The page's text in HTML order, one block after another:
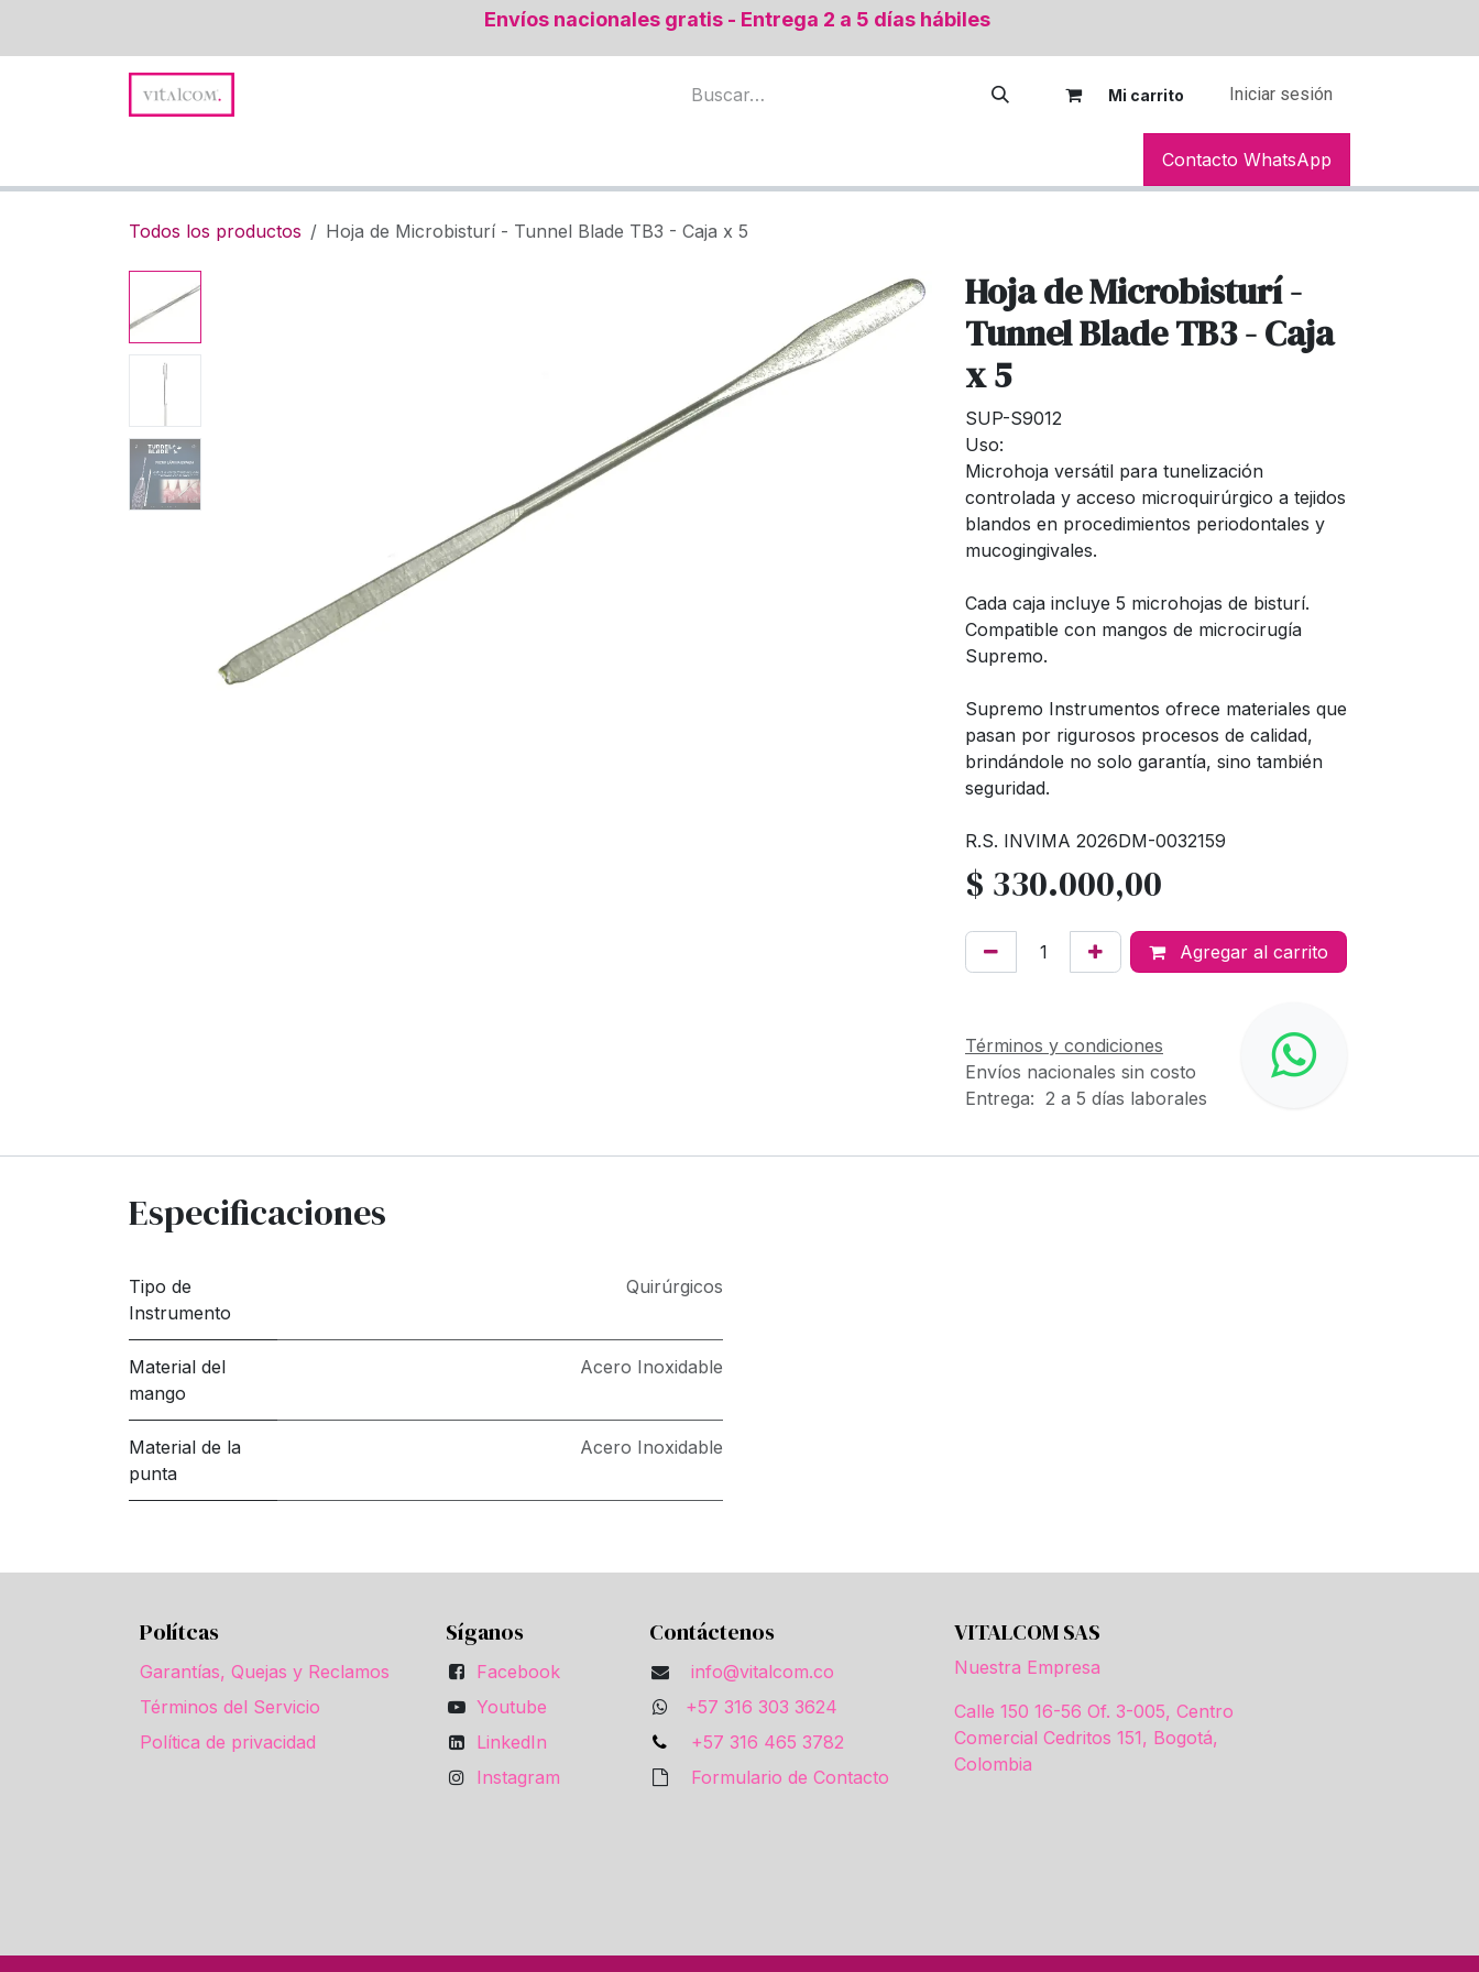
Envíos nacionales gratis - Entrega 2 a 5 días hábiles
Mi carrito Iniciar sesión
Contacto WhatsApp
Todos los productos Hoja de Microbisturí - Tunnel Blade TB3 - Caja x 5
Hoja de Microbisturí -
Tunnel Blade TB3 - Caja
x 5
SUP-S9012
Uso:
Microhoja versátil para tunelización
controlada y acceso microquirúrgico a tejidos
blandos en procedimientos periodontales y
mucogingivales.
Cada caja incluye 5 microhojas de bisturí.
Compatible con mangos de microcirugía
Supremo.
Supremo Instrumentos ofrece materiales que
pasan por rigurosos procesos de calidad,
brindándole no solo garantía, sino también
seguridad.
R.S. INVIMA 2026DM-0032159
$ 330.000,00
Agregar al carrito
Términos y condiciones
Envíos nacionales sin costo
Entrega: 2 a 5 días laborales
Especificaciones
Tipo de
Instrumento
Quirúrgicos
Material del
mango
Acero Inoxidable
Material de la
punta
Acero Inoxidable
Polítcas
Garantías, Quejas y Reclamos
Términos del Servicio
Política de privacidad
Síganos
Facebook
Youtube
LinkedIn
Instagram
Contáctenos
info@vitalcom.co
+57 316 303 3624
+57 316 465 3782
Formulario de Contacto
VITALCOM SAS
Nuestra Empresa
Calle 150 16-56 Of. 3-005, Centro
Comercial Cedritos 151, Bogotá,
Colombia